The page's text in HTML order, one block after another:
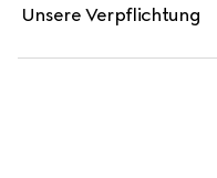
Unsere Verpflichtung